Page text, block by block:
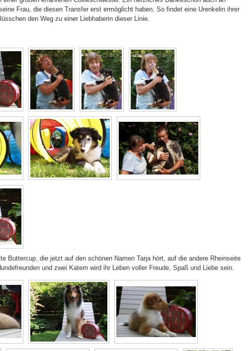
Frau, die diesen Transfer erst ermöglicht haben. So findet eine Urenkelin ihrer
den Weg zu einer Liebhaberin dieser Linie.
Buttercup, die jetzt auf den schönen Namen Tarja hört, auf die andere Rheinseite
und zwei Katern wird ihr Leben voller Freude, Spaß und Liebe sein.